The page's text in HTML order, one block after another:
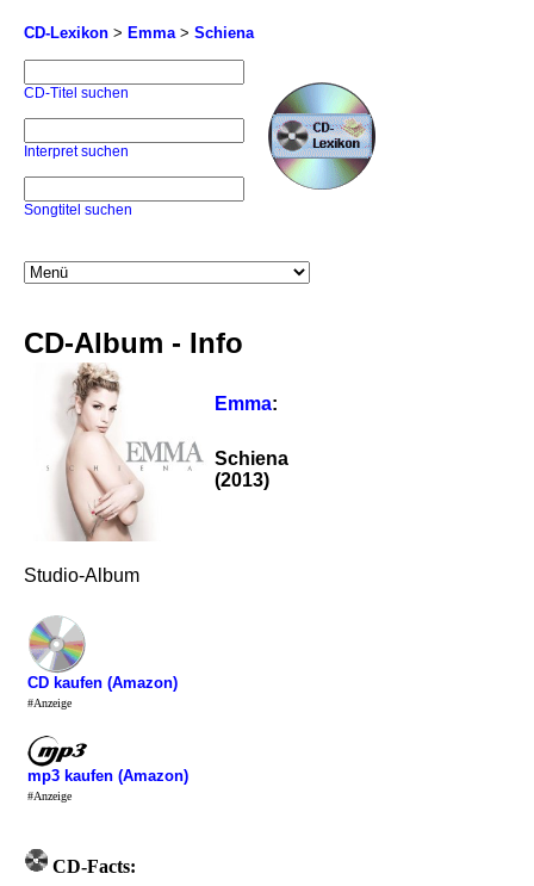
CD-Lexikon > Emma> Schiena
CD-Titel suchen
Interpret suchen
Songtitel suchen
CD-Album - Info
Emma:
Schiena
(2013)
Studio-Album
CD kaufen (Amazon)
#Anzeige
mp3 kaufen (Amazon)
#Anzeige
CD-Facts: